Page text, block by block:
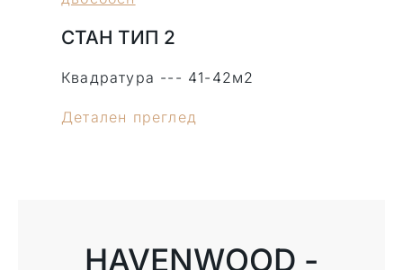
СТАН ТИП 2
Квадратура --- 41-42м2
Детален преглед
HAVENWOOD -